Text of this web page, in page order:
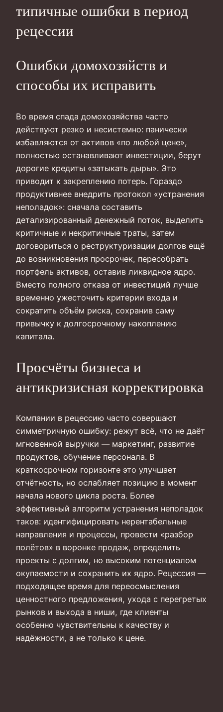
типичные ошибки в период
рецессии
Ошибки домохозяйств и
способы их исправить
Во время спада домохозяйства часто
действуют резко и несистемно: панически
избавляются от активов «по любой цене»,
полностью останавливают инвестиции, берут
дорогие кредиты «затыкать дыры». Это
приводит к закреплению потерь. Гораздо
продуктивнее внедрить протокол «устранения
неполадок»: сначала составить
детализированный денежный поток, выделить
критичные и некритичные траты, затем
договориться о реструктуризации долгов ещё
до возникновения просрочек, пересобрать
портфель активов, оставив ликвидное ядро.
Вместо полного отказа от инвестиций лучше
временно ужесточить критерии входа и
сократить объём риска, сохранив саму
привычку к долгосрочному накоплению
капитала.
Просчёты бизнеса и
антикризисная корректировка
Компании в рецессию часто совершают
симметричную ошибку: режут всё, что не даёт
мгновенной выручки — маркетинг, развитие
продуктов, обучение персонала. В
краткосрочном горизонте это улучшает
отчётность, но ослабляет позицию в момент
начала нового цикла роста. Более
эффективный алгоритм устранения неполадок
таков: идентифицировать нерентабельные
направления и процессы, провести «разбор
полётов» в воронке продаж, определить
проекты с долгим, но высоким потенциалом
окупаемости и сохранить их ядро. Рецессия —
подходящее время для переосмысления
ценностного предложения, ухода с перегретых
рынков и выхода в ниши, где клиенты
особенно чувствительны к качеству и
надёжности, а не только к цене.